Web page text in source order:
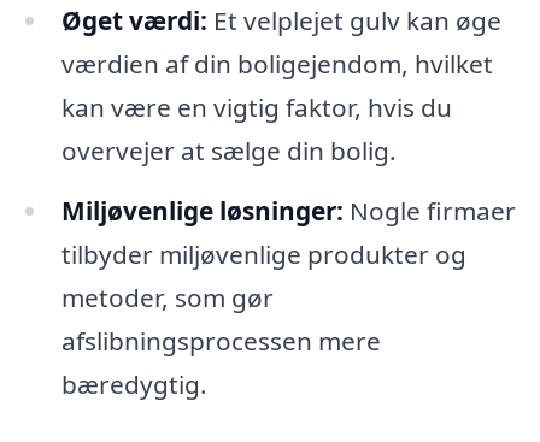
Øget værdi: Et velplejet gulv kan øge
værdien af din boligejendom, hvilket
kan være en vigtig faktor, hvis du
overvejer at sælge din bolig.
Miljøvenlige løsninger: Nogle firmaer
tilbyder miljøvenlige produkter og
metoder, som gør
afslibningsprocessen mere
bæredygtig.